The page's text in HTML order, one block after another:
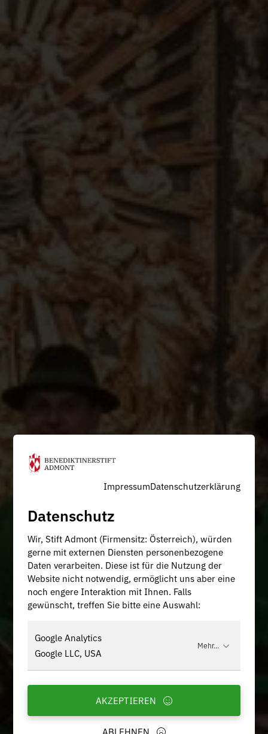
ImpressumDatenschutzerklärung
Datenschutz
Wir, Stift Admont (Firmensitz: Österreich), würden
gerne mit externen Diensten personenbezogene
Daten verarbeiten. Diese ist für die Nutzung der
Website nicht notwendig, ermöglicht uns aber eine
noch engere Interaktion mit Ihnen. Falls
gewünscht, treffen Sie bitte eine Auswahl:
Google Analytics
Google LLC, USA
Mehr...
ABLEHNEN
AKZEPTIEREN